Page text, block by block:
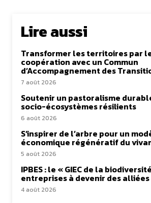
Lire aussi
Transformer les territoires par
coopération avec un Commun
d’Accompagnement des
7 août 2026
Soutenir un pastoralisme
socio-écosystèmes résilients
6 août 2026
S’inspirer de l’arbre pour un
économique régénératif du
5 août 2026
IPBES : le « GIEC de la
entreprises à devenir des
4 août 2026